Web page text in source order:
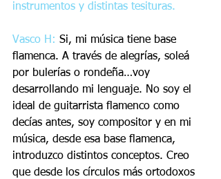
instrumentos y distintas tesituras.
Vasco H: Si, mi música tiene base
flamenca. A través de alegrías, soleá
por bulerías o rondeña…voy
desarrollando mi lenguaje. No soy el
ideal de guitarrista flamenco como
decías antes, soy compositor y en mi
música, desde esa base flamenca,
introduzco distintos conceptos. Creo
que desde los círculos más ortodoxos